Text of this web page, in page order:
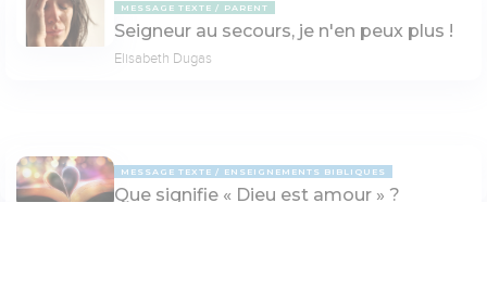
MESSAGE TEXTE PARENT
Seigneur au secours, je n'en peux plus !
Elisabeth Dugas
MESSAGE TEXTE ENSEIGNEMENTS BIBLIQUES
Que signifie « Dieu est amour » ?